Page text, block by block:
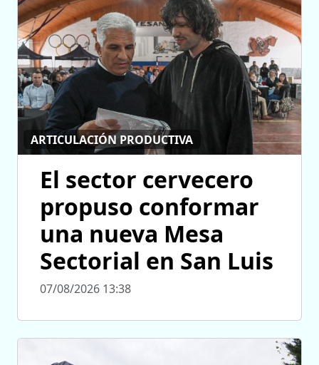
ARTICULACIÓN PRODUCTIVA
El sector cervecero
propuso conformar
una nueva Mesa
Sectorial en San Luis
07/08/2026 13:38